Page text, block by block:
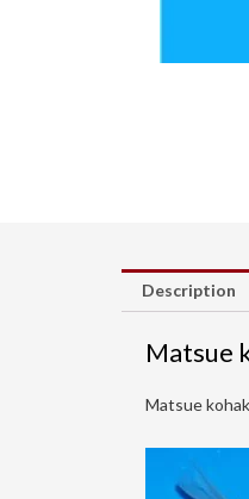
Description
Matsue
Matsue